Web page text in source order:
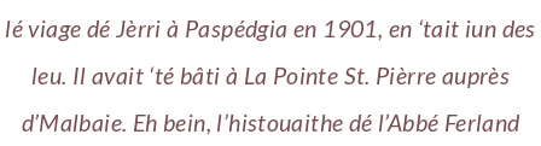
lé viage dé Jèrri à Paspédgia en 1901, en ‘tait iun des
leu. Il avait ‘té bâti à La Pointe St. Pièrre auprès
d’Malbaie. Eh bein, l’histouaithe dé l’Abbé Ferland